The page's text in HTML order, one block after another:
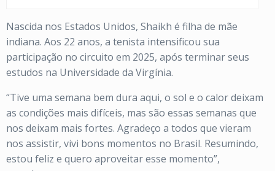
Nascida nos Estados Unidos, Shaikh é filha de mãe
indiana. Aos 22 anos, a tenista intensificou sua
participação no circuito em 2025, após terminar seus
estudos na Universidade da Virgínia.
“Tive uma semana bem dura aqui, o sol e o calor deixam
as condições mais difíceis, mas são essas semanas que
nos deixam mais fortes. Agradeço a todos que vieram
nos assistir, vivi bons momentos no Brasil. Resumindo,
estou feliz e quero aproveitar esse momento”,